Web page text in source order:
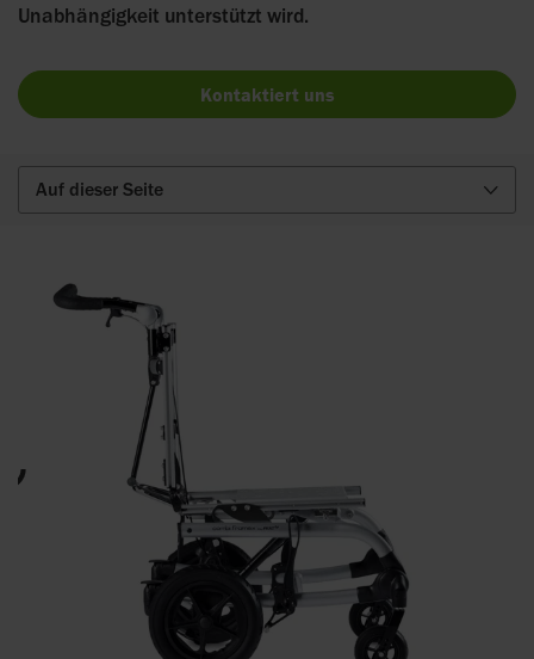
Unabhängigkeit unterstützt wird.
Kontaktiert uns
Auf dieser Seite